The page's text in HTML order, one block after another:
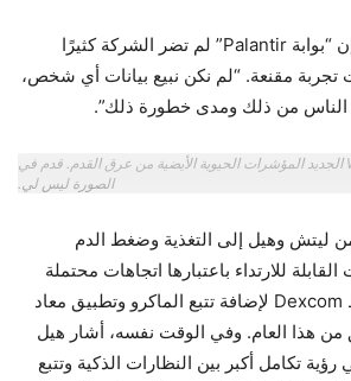
وبعد أشهر، يقول هيل إن “بوابة Palantir” لم تضر الشركة كثيرًا
تجربة مقنعة. “لم نكن نبيع بيانات أي شخص،
الناس من ذلك ومدى خطورة ذلك”.
يقيس مقياس Withings الجديد المؤشرات الحيوية الأيضية من عرق القدم. قدم في
الصورة ليس لي.
ليتش وهيل إلى التغذية وضغط الدم
القابلة للارتداء باعتبارها اتجاهات محتملة
في هذا المجال. تخطط Dexcom لإضافة تتبع الماكرو وتطبيق معاد
هذا العام. وفي الوقت نفسه، أشار هيل
رؤية تكامل أكبر بين النظارات الذكية وتتبع